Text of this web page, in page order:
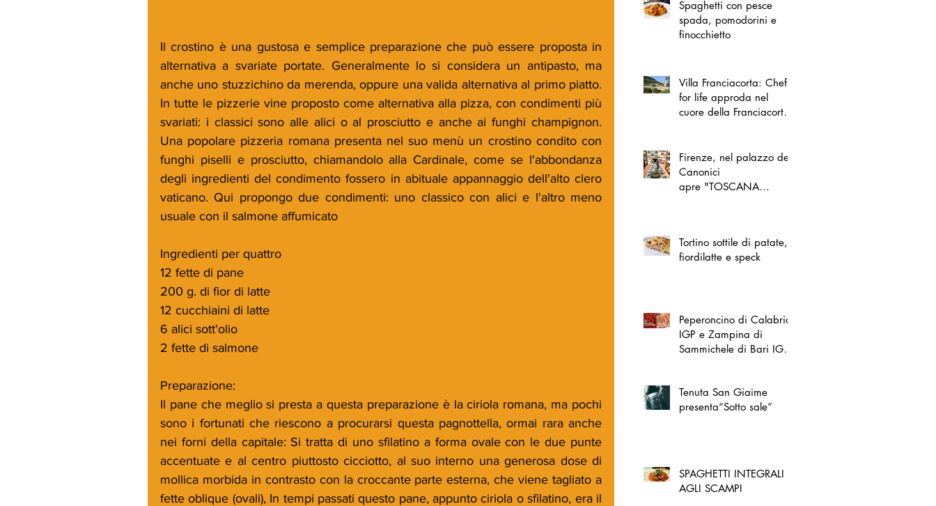
Il crostino è una gustosa e semplice preparazione che può essere proposta in
alternativa a svariate portate. Generalmente lo si considera un antipasto, ma
anche uno stuzzichino da merenda, oppure una valida alternativa al primo piatto.
In tutte le pizzerie vine proposto come alternativa alla pizza, con condimenti più
svariati: i classici sono alle alici o al prosciutto e anche ai funghi champignon.
Una popolare pizzeria romana presenta nel suo menù un crostino condito con
funghi piselli e prosciutto, chiamandolo alla Cardinale, come se l'abbondanza
degli ingredienti del condimento fossero in abituale appannaggio dell'alto clero
vaticano. Qui propongo due condimenti: uno classico con alici e l'altro meno
usuale con il salmone affumicato
Ingredienti per quattro
12 fette di pane
200 g. di fior di latte
12 cucchiaini di latte
6 alici sott'olio
2 fette di salmone
Preparazione:
Il pane che meglio si presta a questa preparazione è la ciriola romana, ma pochi
sono i fortunati che riescono a procurarsi questa pagnottella, ormai rara anche
nei forni della capitale: Si tratta di uno sfilatino a forma ovale con le due punte
accentuate e al centro piuttosto cicciotto, al suo interno una generosa dose di
mollica morbida in contrasto con la croccante parte esterna, che viene tagliato a
fette oblique (ovali), In tempi passati questo pane, appunto ciriola o sfilatino, era il
Spaghetti con pesce
spada, pomodorini e
finocchietto
Villa Franciacorta: Chefs
for life approda nel
cuore della Franciacorta,
Firenze, nel palazzo dei
Canonici
apre "TOSCANA
Tortino sottile di patate,
fiordilatte e speck
Peperoncino di Calabria
IGP e Zampina di
Sammichele di Bari IGP
Tenuta San Giaime
presenta“Sotto sale”
SPAGHETTI INTEGRALI
AGLI SCAMPI